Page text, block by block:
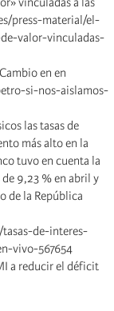
press-material/el-
valor-vinculadas-
en en
si-nos-aislamos-
las tasas de
más alto en la
tuvo en cuenta la
9,23 % en abril y
de la República
de-interes-
vivo-567654
a reducir el déficit